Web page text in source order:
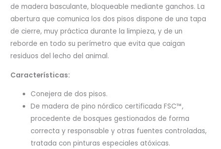
de madera basculante, bloqueable mediante ganchos. La
abertura que comunica los dos pisos dispone de una tapa
de cierre, muy práctica durante la limpieza, y de un
reborde en todo su perímetro que evita que caigan
residuos del lecho del animal.
Características:
Conejera de dos pisos.
De madera de pino nórdico certificada FSC™,
procedente de bosques gestionados de forma
correcta y responsable y otras fuentes controladas,
tratada con pinturas especiales atóxicas.